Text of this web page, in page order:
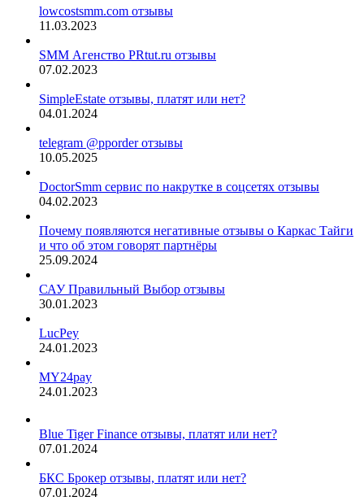
lowcostsmm.com отзывы
11.03.2023
SMM Агенство PRtut.ru отзывы
07.02.2023
SimpleEstate отзывы, платят или нет?
04.01.2024
telegram @pporder отзывы
10.05.2025
DoctorSmm сервис по накрутке в соцсетях отзывы
04.02.2023
Почему появляются негативные отзывы о Каркас Тайги
и что об этом говорят партнёры
25.09.2024
САУ Правильный Выбор отзывы
30.01.2023
LucPey
24.01.2023
MY24pay
24.01.2023
Blue Tiger Finance отзывы, платят или нет?
07.01.2024
БКС Брокер отзывы, платят или нет?
07.01.2024